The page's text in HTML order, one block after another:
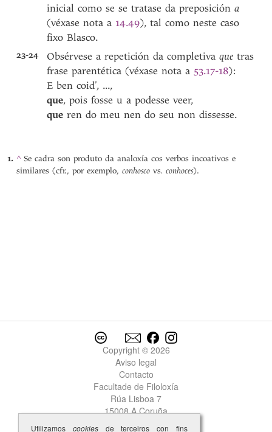
inicial como se se tratase da preposicióna
(véxase nota a 14.49), tal como neste caso
fixo Blasco.
23-24 Obsérvese a repetición da completivaquetras
frase parentética (véxase nota a 53.17-18):
E ben coid’, ...,
que, pois fosse u a podesse veer,
queren do meu nen do seu non dissesse.
^ Se cadra son produto da analoxía cos verbos incoativos e
similares (cfr., por exemplo,conhoscovs. conhoces).
Copyright © 2026
Aviso legal
Contacto
Facultade de Filoloxía
Rúa Lisboa 7
15008 A Coruña
Utilizamos cookiesde terceiros con fins